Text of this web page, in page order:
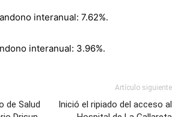
interanual: 7.62%.
interanual: 3.96%.
de Salud
Artículo siguiente
Inició el ripiado del acceso al